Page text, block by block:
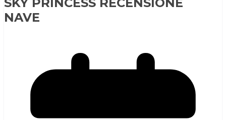
NAVE